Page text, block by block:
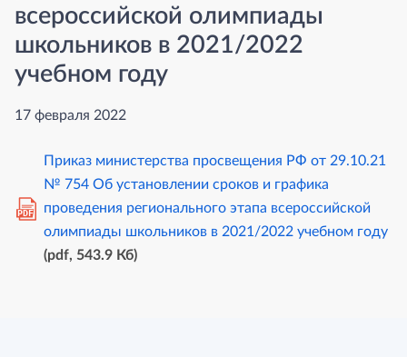
всероссийской олимпиады
школьников в 2021/2022
учебном году
17 февраля 2022
PDF
Приказ министерства просвещения РФ от 29.10.21
№ 754 Об установлении сроков и графика
проведения регионального этапа всероссийской
олимпиады школьников в 2021/2022 учебном году
(pdf, 543.9 Кб)